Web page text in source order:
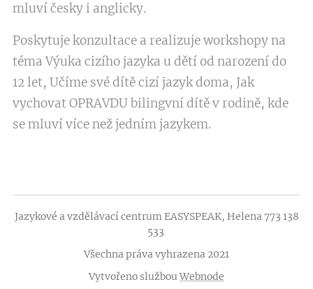
mluví česky i anglicky.
Poskytuje konzultace a realizuje workshopy na
téma Výuka cizího jazyka u dětí od narození do
12 let, Učíme své dítě cizí jazyk doma, Jak
vychovat OPRAVDU bilingvní dítě v rodině, kde
se mluví více než jedním jazykem.
Jazykové a vzdělávací centrum EASYSPEAK, Helena 773 138
533
Všechna práva vyhrazena 2021
Vytvořeno službouWebnode